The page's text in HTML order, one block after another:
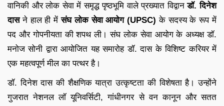
वानिकी और लोक सेवा में समृद्ध पृष्ठभूमि वाले प्रख्यात विद्वानडॉ. दिनेश
दासने हाल ही मेंसंघ लोक सेवा आयोग (UPSC) के सदस्य के रूप में
पद और गोपनीयता की शपथ ली। संघ लोक सेवा आयोग के अध्यक्ष डॉ.
मनोज सोनी द्वारा आयोजित यह समारोह डॉ. दास के विशिष्ट करियर में
एक महत्वपूर्ण मील का पत्थर है।
डॉ. दिनेश दास की शैक्षणिक यात्रा उत्कृष्टता की विशेषता है। उन्होंने
गुजरात नेशनल लॉ यूनिवर्सिटी, गांधीनगर से वन कानून और सतत